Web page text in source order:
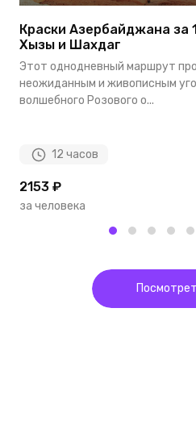
Краски Азербайджана за
Хызы и Шахдаг
Этот однодневный маршрут
неожиданным и живописным
волшебного Розового о...
12 часов
2153 ₽
за человека